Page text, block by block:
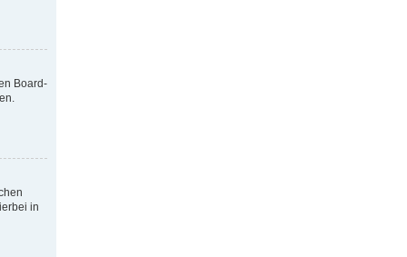
Board-
in